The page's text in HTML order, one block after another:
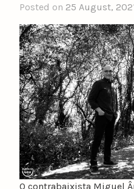
Posted on 25 August,
O contrabaixista Miguel